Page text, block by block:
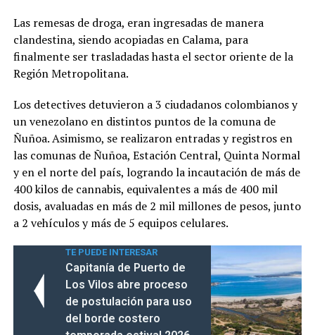
Las remesas de droga, eran ingresadas de manera
clandestina, siendo acopiadas en Calama, para
finalmente ser trasladadas hasta el sector oriente de la
Región Metropolitana.
Los detectives detuvieron a 3 ciudadanos colombianos y
un venezolano en distintos puntos de la comuna de
Ñuñoa. Asimismo, se realizaron entradas y registros en
las comunas de Ñuñoa, Estación Central, Quinta Normal
y en el norte del país, logrando la incautación de más de
400 kilos de cannabis, equivalentes a más de 400 mil
dosis, avaluadas en más de 2 mil millones de pesos, junto
a 2 vehículos y más de 5 equipos celulares.
TE PUEDE INTERESAR
Capitanía de Puerto de
Los Vilos abre proceso
de postulación para uso
del borde costero